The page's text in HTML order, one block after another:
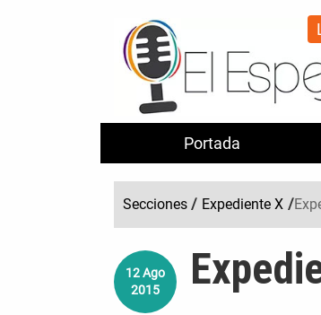
Portada
Secciones / Expediente X /
12Ago
2015